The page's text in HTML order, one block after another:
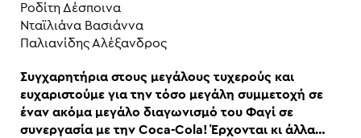
Ροδίτη Δέσποινα
Νταϊλιάνα Βασιάννα
Παλιανίδης Αλέξανδρος
Συγχαρητήρια στους μεγάλους τυχερούς και
ευχαριστούμε για την τόσο μεγάλη συμμετοχή σε
έναν ακόμα μεγάλο διαγωνισμό του Φαγί σε
συνεργασία με την Coca-Cola! Έρχονται κι άλλα…